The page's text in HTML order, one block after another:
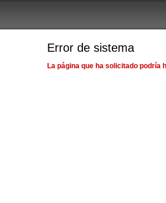
Error de sistema
La página que ha solicitado podría